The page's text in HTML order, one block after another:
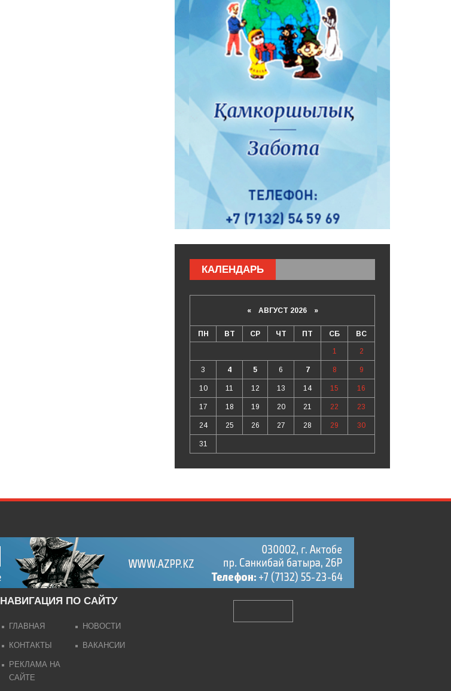
КАЛЕНДАРЬ
«АВГУСТ 2026 »
ПН ВТ СР ЧТ ПТ СБ ВС
1 2
3 4 5 6 7 8 9
10 11 12 13 14 15 16
17 18 19 20 21 22 23
24 25 26 27 28 29 30
31
НАВИГАЦИЯ ПО САЙТУ
ГЛАВНАЯ НОВОСТИ
КОНТАКТЫ ВАКАНСИИ
РЕКЛАМА НА
САЙТЕ